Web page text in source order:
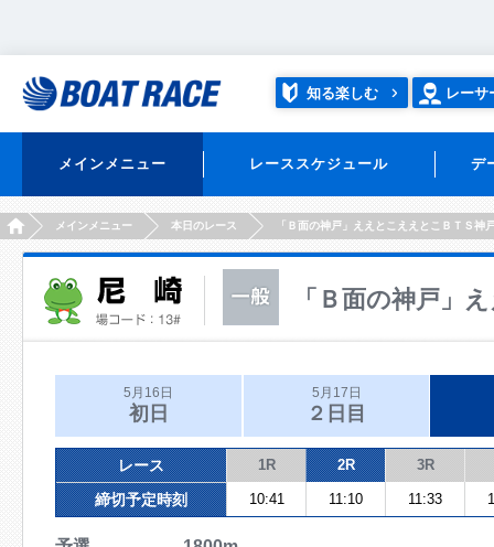
知る楽しむ レーサ
メインメニュー レーススケジュール デ
HOMEメインメニュー 本日のレース 「Ｂ面の神戸」ええとこええとこＢＴＳ神
「Ｂ面の神戸」
5月16日
初日
5月17日
２日目
レース 1R 2R 3R
締切予定時刻 10:41 11:10 11:33